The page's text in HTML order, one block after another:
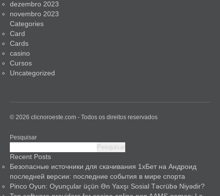
dezembro 2023
novembro 2023
Categories
Card
Cards
casino
Cursos
Uncategorized
© 2026 clicnoroeste.com - Todos os direitos reservados
Pesquisar
Pesquisar
Recent Posts
Безопасные источники для скачивания 1хБет на Андроид
последней версии: последние события в мире спорта
Pinco Oyun: Oyunçular üçün Ən Yaxşı Sosial Təcrübə Niyədir?